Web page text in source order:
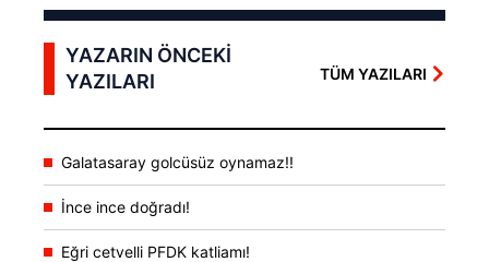
almak için lütfentıklayınız.
YAZARIN ÖNCEKİ
YAZILARI
TÜM YAZILARI
Galatasaray golcüsüz oynamaz!!
İnce ince doğradı!
Eğri cetvelli PFDK katliamı!